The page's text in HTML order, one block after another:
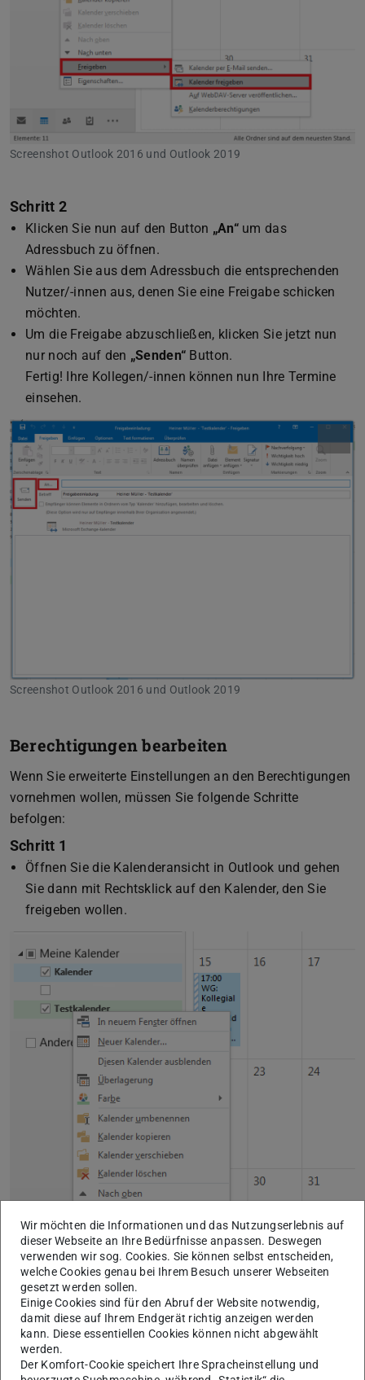
Screenshot Outlook 2016 und Outlook 2019
Schritt 2
Klicken Sie nun auf den Button „An“um das
Adressbuch zu öffnen.
Wählen Sie aus dem Adressbuch die entsprechenden
Nutzer/-innen aus, denen Sie eine Freigabe schicken
möchten.
Um die Freigabe abzuschließen, klicken Sie jetzt nun
nur noch auf den „Senden“ Button.
Fertig! Ihre Kollegen/-innen können nun Ihre Termine
einsehen.
Screenshot Outlook 2016 und Outlook 2019
Berechtigungen bearbeiten
Wenn Sie erweiterte Einstellungen an den Berechtigungen
vornehmen wollen, müssen Sie folgende Schritte
befolgen:
Schritt 1
Öffnen Sie die Kalenderansicht in Outlook und gehen
Sie dann mit Rechtsklick auf den Kalender, den Sie
freigeben wollen.
Screenshot Outlook 2016 und Outlook 2019
Schritt 2
Wir möchten die Informationen und das Nutzungserlebnis auf
dieser Webseite an Ihre Bedürfnisse anpassen. Deswegen
verwenden wir sog. Cookies. Sie können selbst entscheiden,
welche Cookies genau bei Ihrem Besuch unserer Webseiten
gesetzt werden sollen.
Einige Cookies sind für den Abruf der Website notwendig,
damit diese auf Ihrem Endgerät richtig anzeigen werden
kann. Diese essentiellen Cookies können nicht abgewählt
werden.
Der Komfort-Cookie speichert Ihre Spracheinstellung und